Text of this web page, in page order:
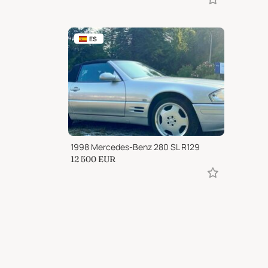
ES
1998 Mercedes-Benz 280 SL R129
12 500 EUR